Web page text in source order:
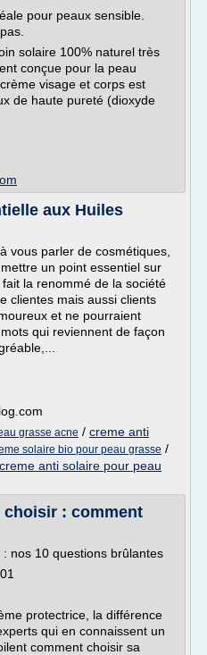
pour peaux sensible.
solaire 100% naturel très
conçue pour la peau
visage et corps est
de haute pureté (dioxyde
aux Huiles
vous parler de cosmétiques,
un point essentiel sur
la renommé de la société
clientes mais aussi clients
et ne pourraient
qui reviennent de façon
grasse acne / creme anti
solaire bio pour peau grasse /
creme anti solaire pour peau
choisir : comment
nos 10 questions brûlantes
protectrice, la différence
qui en connaissent un
comment choisir sa